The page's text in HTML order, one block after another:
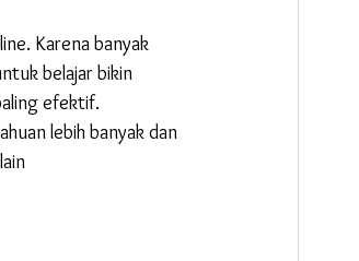
Karena banyak
belajar bikin
efektif.
lebih banyak dan